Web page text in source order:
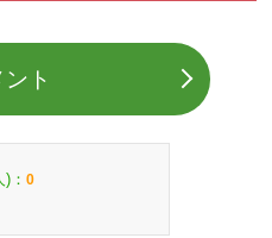
ント
)： 0